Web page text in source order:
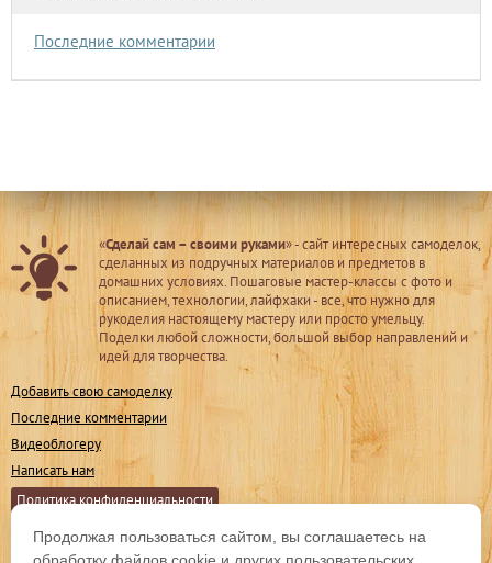
Последние комментарии
«Сделай сам – своими руками» - сайт интересных самоделок,
сделанных из подручных материалов и предметов в
домашних условиях. Пошаговые мастер-классы с фото и
описанием, технологии, лайфхаки - все, что нужно для
рукоделия настоящему мастеру или просто умельцу.
Поделки любой сложности, большой выбор направлений и
идей для творчества.
Добавить свою самоделку
Последние комментарии
Видеоблогеру
Написать нам
Политика конфиденциальности
Мы в соц. сетях
Продолжая пользоваться сайтом, вы соглашаетесь на